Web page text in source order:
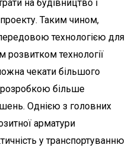
на будівництво і
Таким чином,
технологією для
розвитком технології
чекати більшого
розробкою більше
Однією з головних
арматури
у транспортуванню